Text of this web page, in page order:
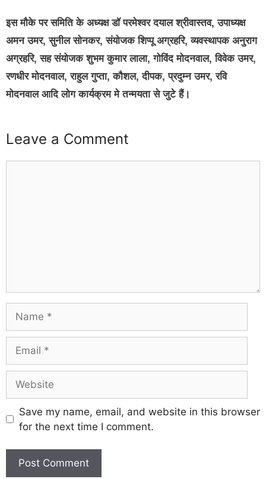
इस मौके पर समिति के अध्यक्ष डॉ परमेश्वर दयाल श्रीवास्तव, उपाध्यक्ष
अमन उमर, सुनील सोनकर, संयोजक शिप्पू अग्रहरि, व्यवस्थापक अनुराग
अग्रहरि, सह संयोजक शुभम कुमार लाला, गोविंद मोदनवाल, विवेक उमर,
रणधीर मोदनवाल, राहुल गुप्ता, कौशल, दीपक, प्रदुम्न उमर, रवि
मोदनवाल आदि लोग कार्यक्रम मे तन्मयता से जुटे हैं।
Leave a Comment
Save my name, email, and website in this browser
for the next time I comment.